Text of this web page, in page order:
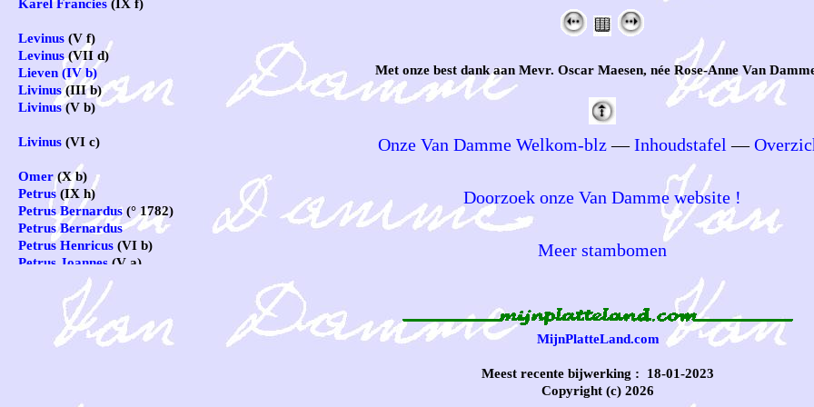
Met onze best dank aan Mevr. Oscar Maesen, née Rose-Anne Van
Onze Van Damme Welkom-blz—Inhoudstafel —
Doorzoek onze Van Damme website !
Meer stambomen
MijnPlatteLand.com
Meest recente bijwerking : 18-01-2023
Copyright (c) 2026
Karel Francies (IX f)
Levinus (V f)
Levinus(VII d)
Lieven (IV b)
Livinus(III b)
Livinus(V b)
Livinus (VI c)
Omer(X b)
Petrus (IX h)
Petrus Bernardus(° 1782)
Petrus Bernardus
Petrus Henricus (VI b)
Petrus Joannes (V a)
Richard Adolf
Rose Anne
Theophil Petrus